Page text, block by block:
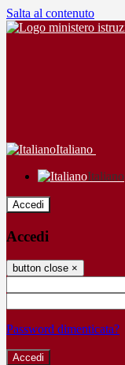
Salta al contenuto
Italiano
Italiano
Accedi
Accedi
button close ×
Password dimenticata?